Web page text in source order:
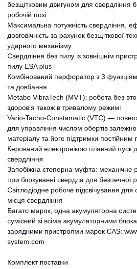
безщітковим двигуном для свердління
робочій позі
Максимальна потужність свердління,
довговічність за рахунок безщіткової
ударного механізму
Свердління без пилу із зовнішнім
пилу ESA plus
Комбінований перфоратор з 3
та довбання
Metabo VibraTech (MVT): робота без
здоров'я також в тривалому режимі
Vario-Tacho-Constamatic (VTC) —
для управління числом обертів залежно
матеріалу та його підтримки
Керований електронікою плавний пуск
свердління
Запобіжна стопорна муфта: механічне
при блокуванні свердла для безпечної
Світлодіодне робоче підсвічування
місця свердління
Багато марок, одна акумуляторна
сумісний зі всіма акумуляторними
зарядними пристроями марок CAS:
system.com
Комплект поставки